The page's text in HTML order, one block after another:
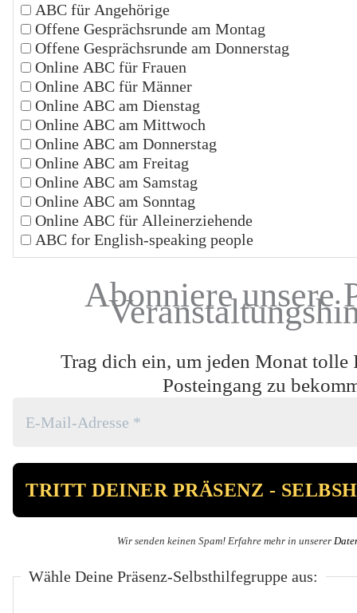
ABC für Angehörige
Offene Gesprächsrunde am Montag
Offene Gesprächsrunde am Donnerstag
Online ABC für Frauen
Online ABC für Männer
Online ABC am Dienstag
Online ABC am Mittwoch
Online ABC am Donnerstag
Online ABC am Freitag
Online ABC am Samstag
Online ABC am Sonntag
Online ABC für Alleinerziehende
ABC for English-speaking people
Abonniere unsere
Trag dich ein, um jeden Monat tolle
Posteingang zu
Wir senden keinen Spam! Erfahre mehr in unserer
Wähle Deine Präsenz-Selbsthilfegruppe aus: